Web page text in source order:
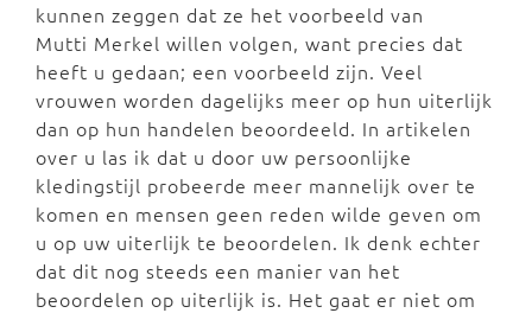
kunnen zeggen dat ze het voorbeeld van
Mutti Merkel willen volgen, want precies dat
heeft u gedaan; een voorbeeld zijn. Veel
vrouwen worden dagelijks meer op hun uiterlijk
dan op hun handelen beoordeeld. In artikelen
over u las ik dat u door uw persoonlijke
kledingstijl probeerde meer mannelijk over te
komen en mensen geen reden wilde geven om
u op uw uiterlijk te beoordelen. Ik denk echter
dat dit nog steeds een manier van het
beoordelen op uiterlijk is. Het gaat er niet om